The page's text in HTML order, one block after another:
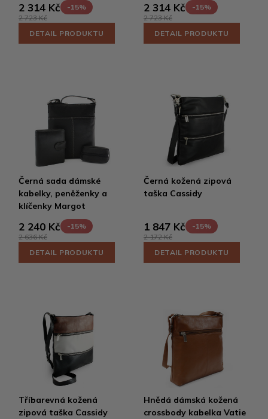
2 314 Kč
-15%
2 723 Kč
DETAIL PRODUKTU
2 314 Kč
-15%
2 723 Kč
DETAIL PRODUKTU
Černá sada dámské
kabelky, peněženky a
klíčenky Margot
2 240 Kč
-15%
2 636 Kč
DETAIL PRODUKTU
Černá kožená zipová
taška Cassidy
1 847 Kč
-15%
2 172 Kč
DETAIL PRODUKTU
Tříbarevná kožená
zipová taška Cassidy
Hnědá dámská kožená
crossbody kabelka Vatie